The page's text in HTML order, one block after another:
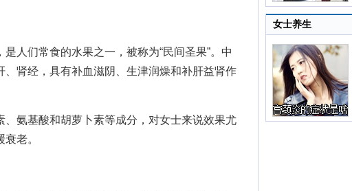
们常食的水果之一，被称为“民间圣果”。中
肾经，具有补血滋阴、生津润燥和补肝益肾作
氨基酸和胡萝卜素等成分，对女士来说效果尤
老。
女士养生